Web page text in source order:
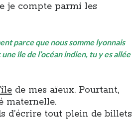
je compte parmi les
parce que nous somme lyonnais
île de l’océan indien, tu y es allée
de mes aïeux. Pourtant,
maternelle.
d’écrire tout plein de billets